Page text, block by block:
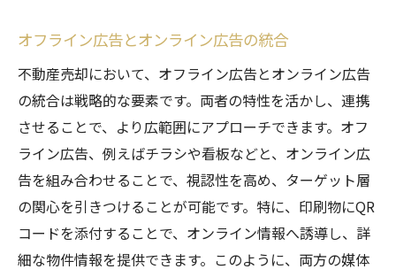
オフライン広告とオンライン広告の統合
不動産売却において、オフライン広告とオンライン広告
の統合は戦略的な要素です。両者の特性を活かし、連携
させることで、より広範囲にアプローチできます。オフ
ライン広告、例えばチラシや看板などと、オンライン広
告を組み合わせることで、視認性を高め、ターゲット層
の関心を引きつけることが可能です。特に、印刷物にQR
コードを添付することで、オンライン情報へ誘導し、詳
細な物件情報を提供できます。このように、両方の媒体